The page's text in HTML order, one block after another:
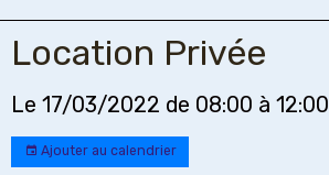
Location Privée
Le 17/03/2022 de 08:00 à 12:00
Ajouter au calendrier